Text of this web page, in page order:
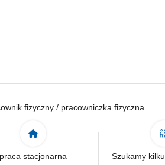
fizyczny / pracowniczka fizyczna
praca stacjonarna Szukamy